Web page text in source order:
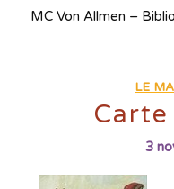
MC Von Allmen –
LE
3